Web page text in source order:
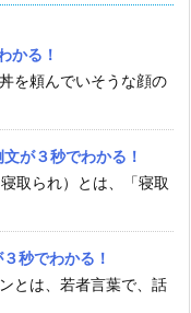
かる！
を頼んでいそうな顔の
が３秒でわかる！
取られ）とは、「寝取
秒でわかる！
とは、若者言葉で、話